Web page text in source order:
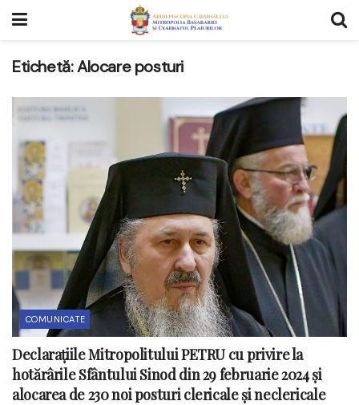
Etichetă:Alocare posturi
COMUNICATE
Declarațiile Mitropolitului PETRU cu privire la
hotărârile Sfântului Sinod din 29 februarie 2024 și
alocarea de 230 noi posturi clericale și neclericale